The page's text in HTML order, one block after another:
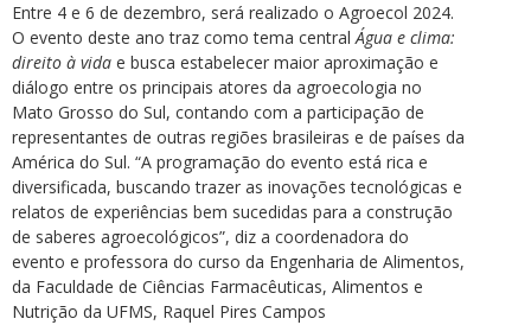
Entre 4 e 6 de dezembro, será realizado o Agroecol 2024.
O evento deste ano traz como tema centralÁgua e clima:
direito à vida e busca estabelecer maior aproximação e
diálogo entre os principais atores da agroecologia no
Mato Grosso do Sul, contando com a participação de
representantes de outras regiões brasileiras e de países da
América do Sul. “A programação do evento está rica e
diversificada, buscando trazer as inovações tecnológicas e
relatos de experiências bem sucedidas para a construção
de saberes agroecológicos”, diz a coordenadora do
evento e professora do curso da Engenharia de Alimentos,
da Faculdade de Ciências Farmacêuticas, Alimentos e
Nutrição da UFMS, Raquel Pires Campos